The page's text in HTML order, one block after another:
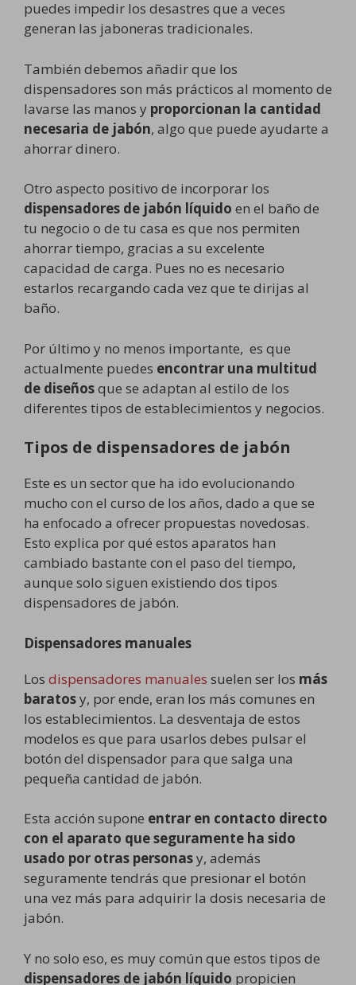
puedes impedir los desastres que a veces
generan las jaboneras tradicionales.
También debemos añadir que los
dispensadores son más prácticos al momento de
lavarse las manos y proporcionan la cantidad
necesaria de jabón, algo que puede ayudarte a
ahorrar dinero.
Otro aspecto positivo de incorporar los
dispensadores de jabón líquido en el baño de
tu negocio o de tu casa es que nos permiten
ahorrar tiempo, gracias a su excelente
capacidad de carga. Pues no es necesario
estarlos recargando cada vez que te dirijas al
baño.
Por último y no menos importante, es que
actualmente puedes encontrar una multitud
de diseñosque se adaptan al estilo de los
diferentes tipos de establecimientos y negocios.
Tipos de dispensadores de jabón
Este es un sector que ha ido evolucionando
mucho con el curso de los años, dado a que se
ha enfocado a ofrecer propuestas novedosas.
Esto explica por qué estos aparatos han
cambiado bastante con el paso del tiempo,
aunque solo siguen existiendo dos tipos
dispensadores de jabón.
Dispensadores manuales
Los dispensadores manuales suelen ser los más
baratosy, por ende, eran los más comunes en
los establecimientos. La desventaja de estos
modelos es que para usarlos debes pulsar el
botón del dispensador para que salga una
pequeña cantidad de jabón.
Esta acción supone entrar en contacto directo
con el aparato que seguramente ha sido
usado por otras personasy, además
seguramente tendrás que presionar el botón
una vez más para adquirir la dosis necesaria de
jabón.
Y no solo eso, es muy común que estos tipos de
dispensadores de jabón líquido propicien